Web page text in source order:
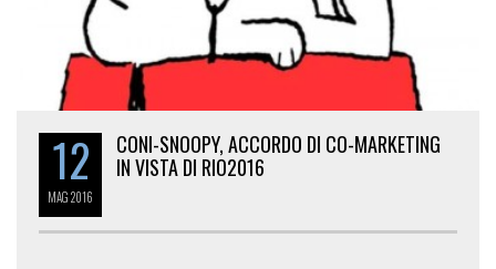
12
MAG2016
CONI-SNOOPY, ACCORDO DI CO-MARKETING
IN VISTA DI RIO2016